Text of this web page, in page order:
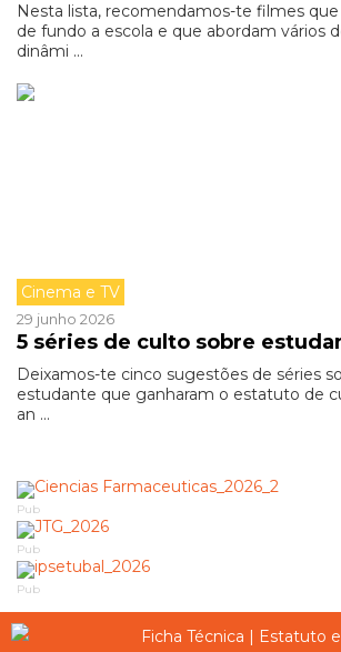
Nesta lista, recomendamos-te filmes
de fundo a escola e que abordam vários
dinâmi ...
Cinema e TV
29 junho 2026
5 séries de culto sobre
Deixamos-te cinco sugestões de séries
estudante que ganharam o estatuto de
an ...
Pub
Pub
Pub
Ficha Técnica | Estatuto